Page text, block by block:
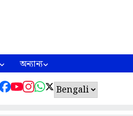
অন্যান্য